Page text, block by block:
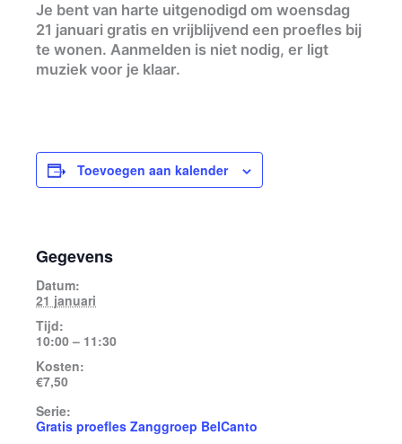
Je bent van harte uitgenodigd om woensdag
21 januari gratis en vrijblijvend een proefles bij
te wonen. Aanmelden is niet nodig, er ligt
muziek voor je klaar.
Toevoegen aan kalender
Gegevens
Datum:
21 januari
Tijd:
10:00 – 11:30
Kosten:
€7,50
Serie:
Gratis proefles Zanggroep BelCanto